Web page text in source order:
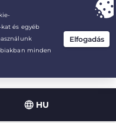
HU
years at $